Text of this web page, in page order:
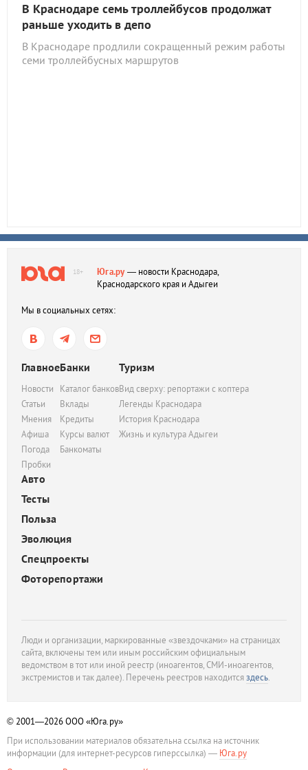
В Краснодаре семь троллейбусов продолжат
раньше уходить в депо
В Краснодаре продлили сокращенный режим работы
семи троллейбусных маршрутов
18+ Юга.ру— новости Краснодара,
Краснодарского края и Адыгеи
Мы в социальных сетях:
Главное
Новости
Статьи
Мнения
Афиша
Погода
Пробки
Банки
Каталог банков
Вклады
Кредиты
Курсы валют
Банкоматы
Туризм
Вид сверху: репортажи с коптера
Легенды Краснодара
История Краснодара
Жизнь и культура Адыгеи
Авто
Тесты
Польза
Эволюция
Спецпроекты
Фоторепортажи
Люди и организации, маркированные «звездочками» на страницах
сайта, включены тем или иным российским официальным
ведомством в тот или иной реестр (иноагентов, СМИ-иноагентов,
экстремистов и так далее). Перечень реестров находитсяздесь.
© 2001—2026ООО «Юга.ру»
При использовании материалов обязательна ссылка на источник
информации (для интернет-ресурсов гиперссылка) — Юга.ру